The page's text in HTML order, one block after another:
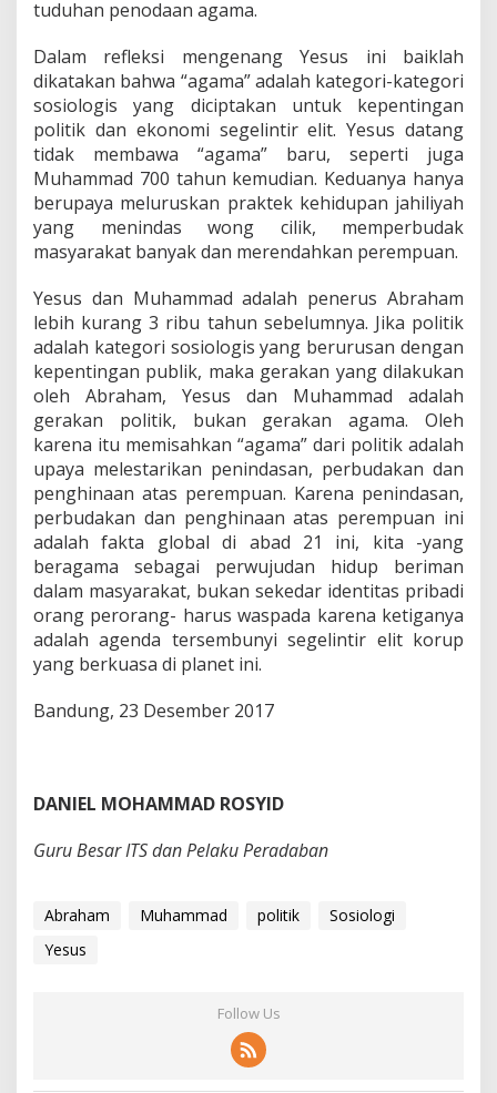
tuduhan penodaan agama.
Dalam refleksi mengenang Yesus ini baiklah
dikatakan bahwa “agama” adalah kategori-kategori
sosiologis yang diciptakan untuk kepentingan
politik dan ekonomi segelintir elit. Yesus datang
tidak membawa “agama” baru, seperti juga
Muhammad 700 tahun kemudian. Keduanya hanya
berupaya meluruskan praktek kehidupan jahiliyah
yang menindas wong cilik, memperbudak
masyarakat banyak dan merendahkan perempuan.
Yesus dan Muhammad adalah penerus Abraham
lebih kurang 3 ribu tahun sebelumnya. Jika politik
adalah kategori sosiologis yang berurusan dengan
kepentingan publik, maka gerakan yang dilakukan
oleh Abraham, Yesus dan Muhammad adalah
gerakan politik, bukan gerakan agama. Oleh
karena itu memisahkan “agama” dari politik adalah
upaya melestarikan penindasan, perbudakan dan
penghinaan atas perempuan. Karena penindasan,
perbudakan dan penghinaan atas perempuan ini
adalah fakta global di abad 21 ini, kita -yang
beragama sebagai perwujudan hidup beriman
dalam masyarakat, bukan sekedar identitas pribadi
orang perorang- harus waspada karena ketiganya
adalah agenda tersembunyi segelintir elit korup
yang berkuasa di planet ini.
Bandung, 23 Desember 2017
DANIEL MOHAMMAD ROSYID
Guru Besar ITS dan Pelaku Peradaban
Abraham Muhammad politik
Sosiologi
Yesus
Follow Us